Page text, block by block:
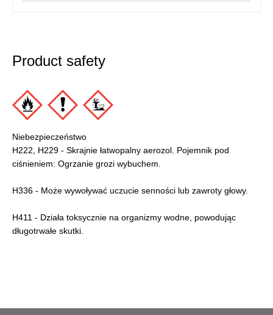
Product safety
Niebezpieczeństwo
H222, H229 - Skrajnie łatwopalny aerozol. Pojemnik pod
ciśnieniem: Ogrzanie grozi wybuchem.
H336 - Może wywoływać uczucie senności lub zawroty głowy.
H411 - Działa toksycznie na organizmy wodne, powodując
długotrwałe skutki.